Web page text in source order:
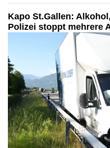
Kapo St.Gallen:
Polizei stoppt mehrere